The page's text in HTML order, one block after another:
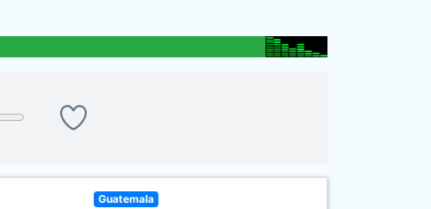
Guatemala